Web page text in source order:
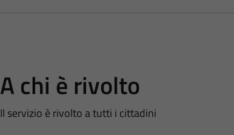
A chi è rivolto
Il servizio è rivolto a tutti i cittadini